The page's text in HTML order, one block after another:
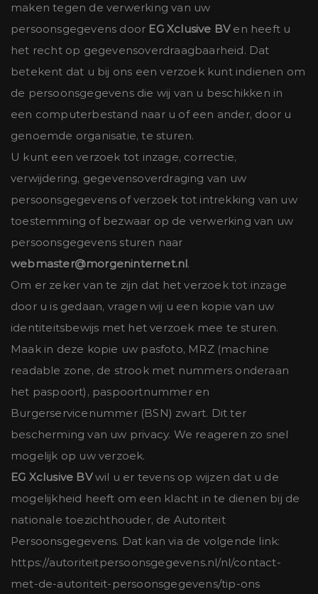
maken tegen de verwerking van uw
persoonsgegevens door EG Xclusive BVen heeft u
het recht op gegevensoverdraagbaarheid. Dat
betekent dat u bij ons een verzoek kunt indienen om
de persoonsgegevens die wij van u beschikken in
een computerbestand naar u of een ander, door u
genoemde organisatie, te sturen.
U kunt een verzoek tot inzage, correctie,
verwijdering, gegevensoverdraging van uw
persoonsgegevens of verzoek tot intrekking van uw
toestemming of bezwaar op de verwerking van uw
persoonsgegevens sturen naar
webmaster@morgeninternet.nl.
Om er zeker van te zijn dat het verzoek tot inzage
door u is gedaan, vragen wij u een kopie van uw
identiteitsbewijs met het verzoek mee te sturen.
Maak in deze kopie uw pasfoto, MRZ (machine
readable zone, de strook met nummers onderaan
het paspoort), paspoortnummer en
Burgerservicenummer (BSN) zwart. Dit ter
bescherming van uw privacy. We reageren zo snel
mogelijk op uw verzoek.
EG Xclusive BVwil u er tevens op wijzen dat u de
mogelijkheid heeft om een klacht in te dienen bij de
nationale toezichthouder, de Autoriteit
Persoonsgegevens. Dat kan via de volgende link:
https://autoriteitpersoonsgegevens.nl/nl/contact-
met-de-autoriteit-persoonsgegevens/tip-ons